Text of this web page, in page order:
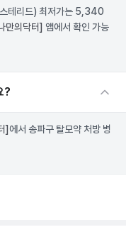
테리드) 최저가는 5,340
만의닥터] 앱에서 확인 가능
?
] 에서 송파구 탈모약 처방 병